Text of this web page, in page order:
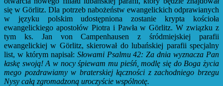
się w Görlitz. Dla potrzeb nabożeństw ewangelickich odprawianych
w języku polskim udostępniona zostanie krypta kościoła
ewangelickiego apostołów Piotra i Pawła w Görlitz. W związku z
tym ks. Jan von Campenhausen z śródmiejskiej parafii
ewangelickiej w Görlitz, skierował do lubańskiej parafii specjalny
list, w którym napisał: Słowami Psalmu 42: Za dnia wyznacza Pan
łaskę swoją! A w nocy śpiewam mu pieśń, modlę się do Boga życia
mego pozdrawiamy w braterskiej łączności z zachodniego brzegu
Nysy całą zgromadzoną uroczyście wspólnotę.